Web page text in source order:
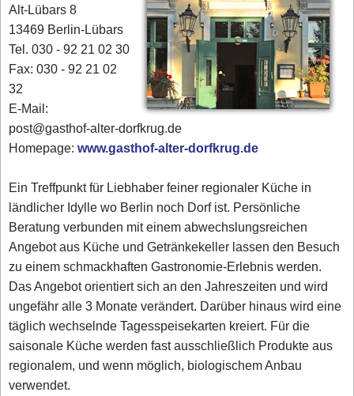
Alt-Lübars 8
13469 Berlin-Lübars
Tel. 030 - 92 21 02 30
Fax: 030 - 92 21 02
32
E-Mail:
post@gasthof-alter-dorfkrug.de
Homepage:www.gasthof-alter-dorfkrug.de
Ein Treffpunkt für Liebhaber feiner regionaler Küche in
ländlicher Idylle wo Berlin noch Dorf ist. Persönliche
Beratung verbunden mit einem abwechslungsreichen
Angebot aus Küche und Getränkekeller lassen den Besuch
zu einem schmackhaften Gastronomie-Erlebnis werden.
Das Angebot orientiert sich an den Jahreszeiten und wird
ungefähr alle 3 Monate verändert. Darüber hinaus wird eine
täglich wechselnde Tagesspeisekarten kreiert. Für die
saisonale Küche werden fast ausschließlich Produkte aus
regionalem, und wenn möglich, biologischem Anbau
verwendet.